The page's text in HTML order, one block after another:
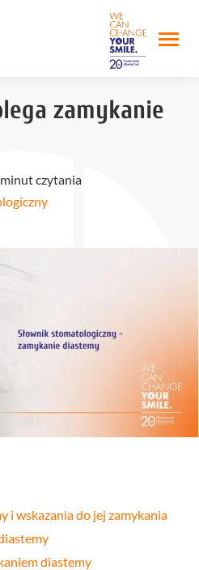
zamykanie
czytania
i wskazania do jej zamykania
diastemy